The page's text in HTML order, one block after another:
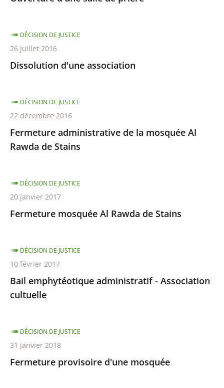
Dissolution d'une association
DÉCISION DE JUSTICE
26 juillet 2016
Fermeture administrative de la mosquée Al
Rawda de Stains
DÉCISION DE JUSTICE
22 décembre 2016
Fermeture mosquée Al Rawda de Stains
DÉCISION DE JUSTICE
20 janvier 2017
Bail emphytéotique administratif - Association
cultuelle
DÉCISION DE JUSTICE
10 février 2017
Fermeture provisoire d'une mosquée
DÉCISION DE JUSTICE
31 janvier 2018